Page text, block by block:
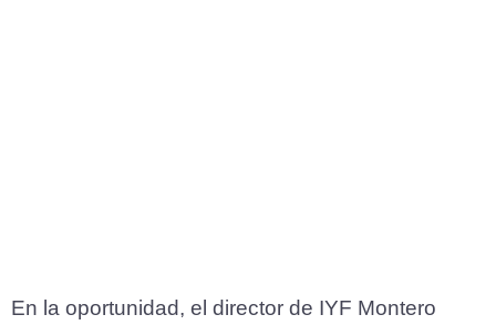
En la oportunidad, el director de IYF Montero